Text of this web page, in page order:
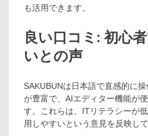
も活用できます。
良い口コミ: 初心
いとの声
SAKUBUNは日本語で直感的に
が豊富で、AIエディター機能が
す。これらは、ITリテラシーが
用しやすいという意見を反映して